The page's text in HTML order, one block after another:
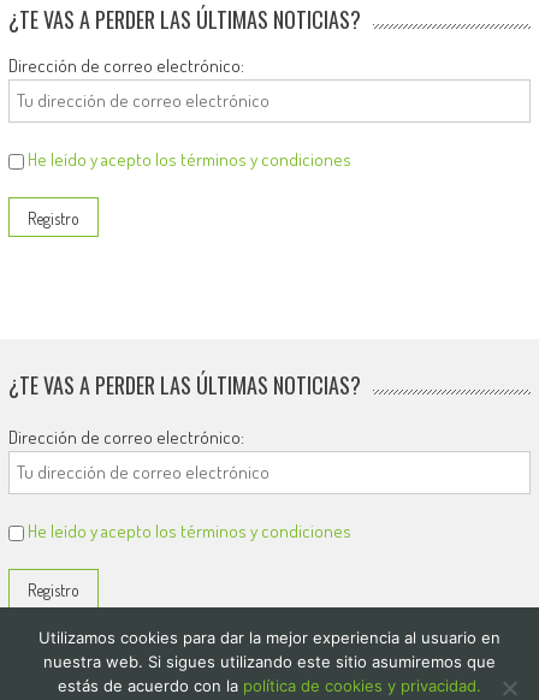
¿TE VAS A PERDER LAS ÚLTIMAS NOTICIAS?
Dirección de correo electrónico:
He leído y acepto los términos y condiciones
¿TE VAS A PERDER LAS ÚLTIMAS NOTICIAS?
Dirección de correo electrónico:
He leído y acepto los términos y condiciones
Utilizamos cookies para dar la mejor experiencia al usuario en
nuestra web. Si sigues utilizando este sitio asumiremos que
estás de acuerdo con la política de cookies y privacidad.